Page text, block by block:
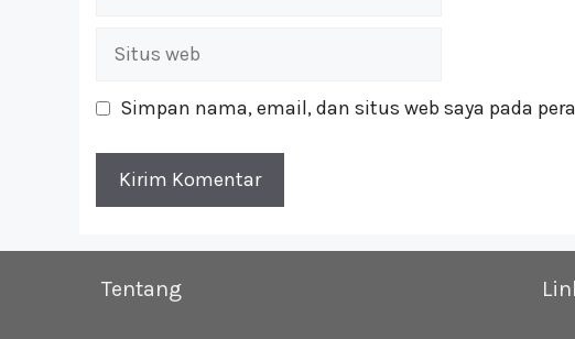
Situs
Simpan nama, email, dan situs web saya pada
Tentang